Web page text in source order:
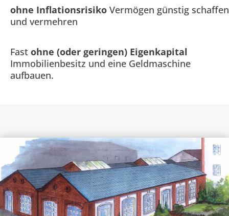
ohne Inflationsrisiko Vermögen günstig schaffen
und vermehren
Fast ohne (oder geringen) Eigenkapital
Immobilienbesitz und eine Geldmaschine
aufbauen.